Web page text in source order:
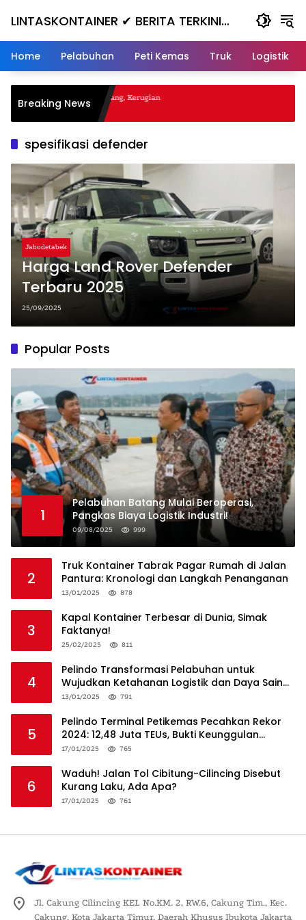
LINTASKONTAINER ✔ BERITA TERKINI
KONTAINER TERBARU HARI INI
Home Pelabuhan Peti Kemas Truk Logistik
Breaking News
Nanjak, Masuk ke Jurang, Kerugian
spesifikasi defender
Jabodetabek
Harga Land Rover Defender
Terbaru 2025
25/09/2025
Popular Posts
1
Pelabuhan Batang Mulai Beroperasi,
Pangkas Biaya Logistik Industri!
09/08/2025 999
2
Truk Kontainer Tabrak Pagar Rumah di Jalan
Pantura: Kronologi dan Langkah Penanganan
13/01/2025 878
3
Kapal Kontainer Terbesar di Dunia, Simak
Faktanya!
25/02/2025 811
4
Pelindo Transformasi Pelabuhan untuk
Wujudkan Ketahanan Logistik dan Daya Saing
Global
13/01/2025 791
5
Pelindo Terminal Petikemas Pecahkan Rekor
2024: 12,48 Juta TEUs, Bukti Keunggulan
Logistik Nasional
17/01/2025 765
6
Waduh! Jalan Tol Cibitung-Cilincing Disebut
Kurang Laku, Ada Apa?
17/01/2025 761
Jl. Cakung Cilincing KEL No.KM. 2, RW.6, Cakung Tim., Kec.
Cakung, Kota Jakarta Timur, Daerah Khusus Ibukota Jakarta